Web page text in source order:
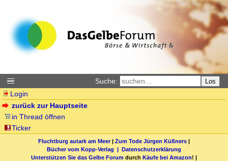
Suche: Los
Login
zurück zur Hauptseite
in Thread öffnen
Ticker
Fluchtburg autark am Meer| Zum Tode Jürgen Küßners |
Bücher vom Kopp-Verlag | Datenschutzerklärung
Unterstützen Sie das Gelbe Forum durch Käufe bei Amazon! |